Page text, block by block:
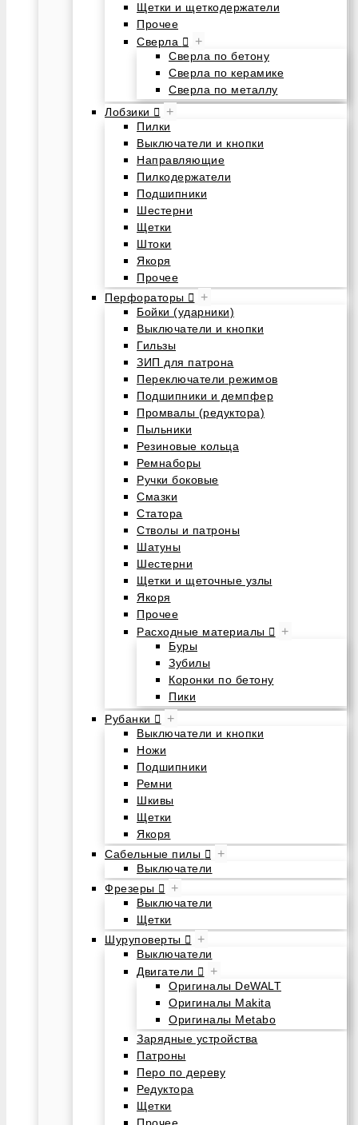
Щетки и щеткодержатели
Прочее
Сверла
+
Сверла по бетону
Сверла по керамике
Сверла по металлу
Лобзики
+
Пилки
Выключатели и кнопки
Направляющие
Пилкодержатели
Подшипники
Шестерни
Щетки
Штоки
Якоря
Прочее
Перфораторы
+
Бойки (ударники)
Выключатели и кнопки
Гильзы
ЗИП для патрона
Переключатели режимов
Подшипники и демпфер
Промвалы (редуктора)
Пыльники
Резиновые кольца
Ремнаборы
Ручки боковые
Смазки
Статора
Стволы и патроны
Шатуны
Шестерни
Щетки и щеточные узлы
Якоря
Прочее
Расходные материалы
+
Буры
Зубилы
Коронки по бетону
Пики
Рубанки
+
Выключатели и кнопки
Ножи
Подшипники
Ремни
Шкивы
Щетки
Якоря
Сабельные пилы
+
Выключатели
Фрезеры
+
Выключатели
Щетки
Шуруповерты
+
Выключатели
Двигатели
+
Оригиналы DeWALT
Оригиналы Makita
Оригиналы Metabo
Зарядные устройства
Патроны
Перо по дереву
Редуктора
Щетки